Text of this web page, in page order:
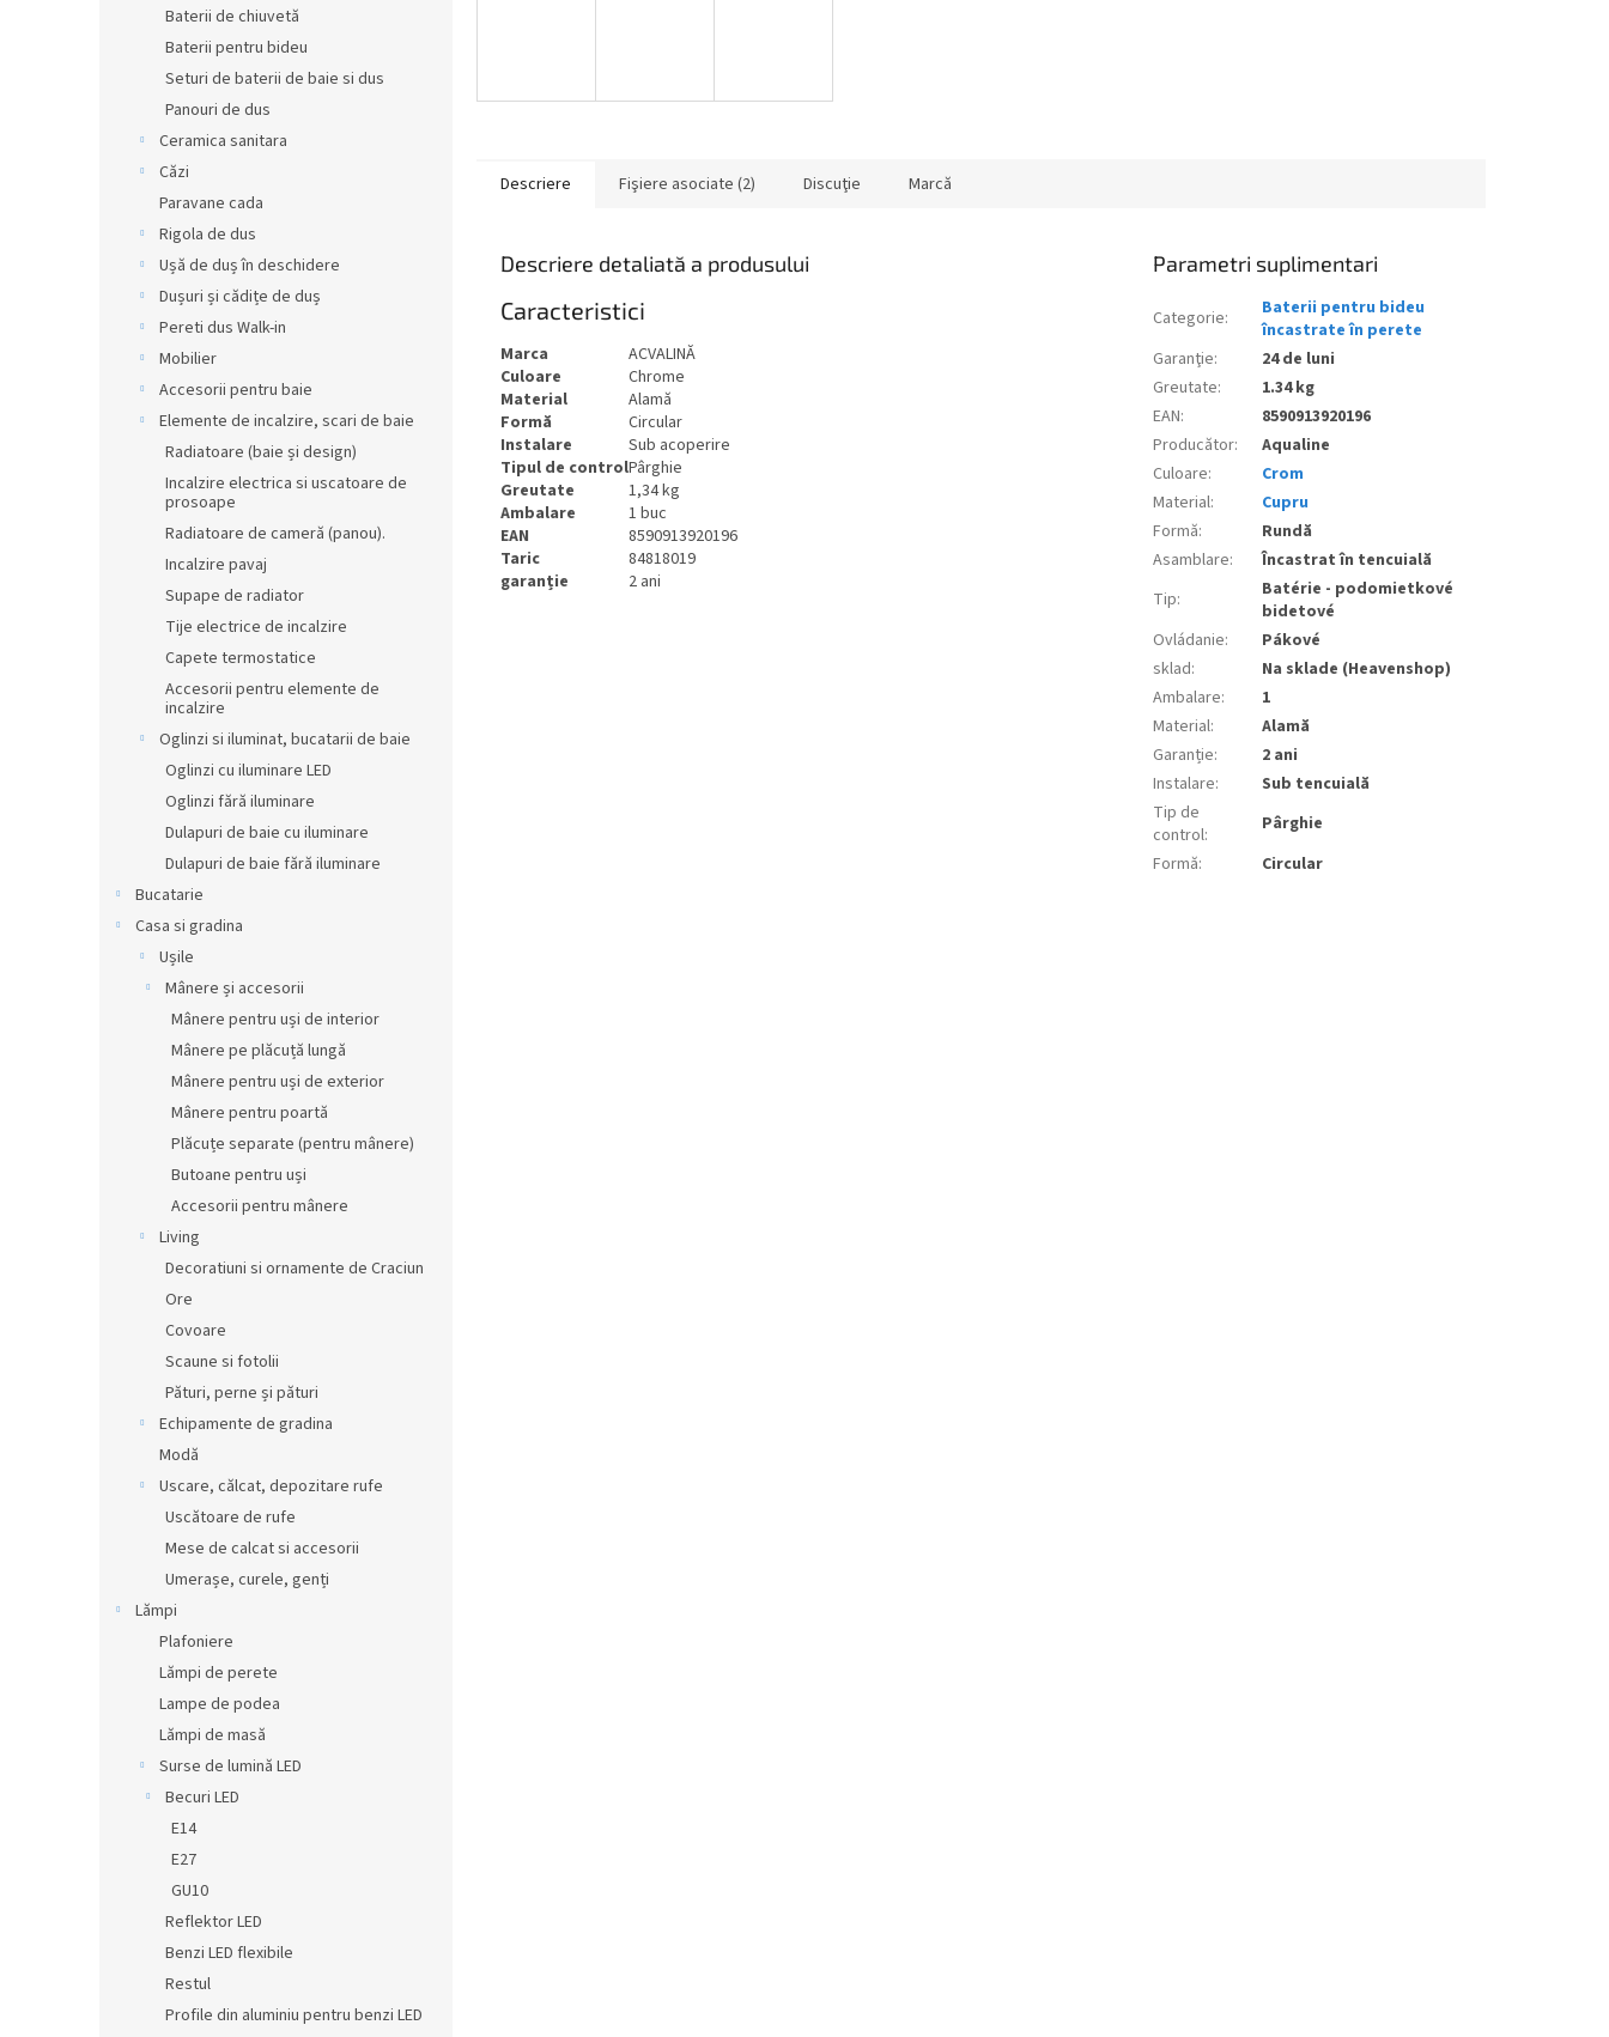
Baterii de chiuvetă
Baterii pentru bideu
Seturi de baterii de baie si dus
Panouri de dus
Ceramica sanitara
Căzi
Paravane cada
Rigola de dus
Ușă de duș în deschidere
Dușuri și cădițe de duș
Pereti dus Walk-in
Mobilier
Accesorii pentru baie
Elemente de incalzire, scari de baie
Radiatoare (baie și design)
Incalzire electrica si uscatoare de
prosoape
Radiatoare de cameră (panou).
Incalzire pavaj
Supape de radiator
Tije electrice de incalzire
Capete termostatice
Accesorii pentru elemente de
incalzire
Oglinzi si iluminat, bucatarii de baie
Oglinzi cu iluminare LED
Oglinzi fără iluminare
Dulapuri de baie cu iluminare
Dulapuri de baie fără iluminare
Bucatarie
Casa si gradina
Ușile
Mânere și accesorii
Mânere pentru uși de interior
Mânere pe plăcuță lungă
Mânere pentru uși de exterior
Mânere pentru poartă
Plăcuțe separate (pentru mânere)
Butoane pentru uși
Accesorii pentru mânere
Living
Decoratiuni si ornamente de Craciun
Ore
Covoare
Scaune si fotolii
Pături, perne și pături
Echipamente de gradina
Modă
Uscare, călcat, depozitare rufe
Uscătoare de rufe
Mese de calcat si accesorii
Umerașe, curele, genți
Lămpi
Plafoniere
Lămpi de perete
Lampe de podea
Lămpi de masă
Surse de lumină LED
Becuri LED
E14
E27
GU10
Reflektor LED
Benzi LED flexibile
Restul
Profile din aluminiu pentru benzi LED
Descriere Fişiere asociate (2) Discuţie Marcă
Descriere detaliată a produsului
Caracteristici
Marca
ACVALINĂ
Culoare
Chrome
Material
Alamă
Formă
Circular
Instalare
Sub acoperire
Tipul de controlPârghie
Greutate
1,34 kg
Ambalare
1 buc
EAN
8590913920196
Taric
84818019
garanție
2 ani
Parametri suplimentari
Categorie:
Baterii pentru bideu
încastrate în perete
Garanţie:
24 de luni
Greutate:
1.34 kg
EAN:
8590913920196
Producător:
Aqualine
Culoare:
Crom
Material:
Cupru
Formă:
Rundă
Asamblare:
Încastrat în tencuială
Tip:
Batérie - podomietkové
bidetové
Ovládanie:
Pákové
sklad:
Na sklade (Heavenshop)
Ambalare:
1
Material:
Alamă
Garanție:
2 ani
Instalare:
Sub tencuială
Tip de
control:
Pârghie
Formă: Circular